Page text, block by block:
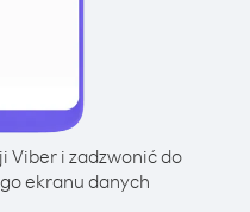
Viber i zadzwonić do
ekranu danych